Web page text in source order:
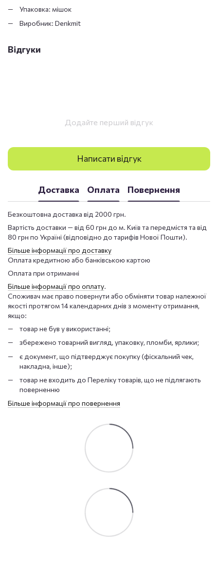
Упаковка: мішок
Виробник: Denkmit
Відгуки
Додайте перший відгук
Написати відгук
Доставка Оплата Повернення
Безкоштовна доставка від 2000 грн.
Вартість доставки — від 60 грн до м. Київ та передмістя та від
80 грн по Україні (відповідно до тарифів Нової Пошти).
Більше інформації про доставку
Оплата кредитною або банківською картою
Оплата при отриманні
Більше інформації про оплату.
Споживач має право повернути або обміняти товар належної
якості протягом 14 календарних днів з моменту отримання,
якщо:
товар не був у використанні;
збережено товарний вигляд, упаковку, пломби, ярлики;
є документ, що підтверджує покупку (фіскальний чек,
накладна, інше);
товар не входить до Переліку товарів, що не підлягають
поверненню
Більше інформації про повернення